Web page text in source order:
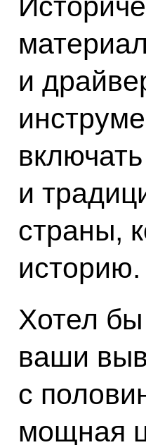
и
и
страны,
историю.
Хотел
ваши
с
мощная